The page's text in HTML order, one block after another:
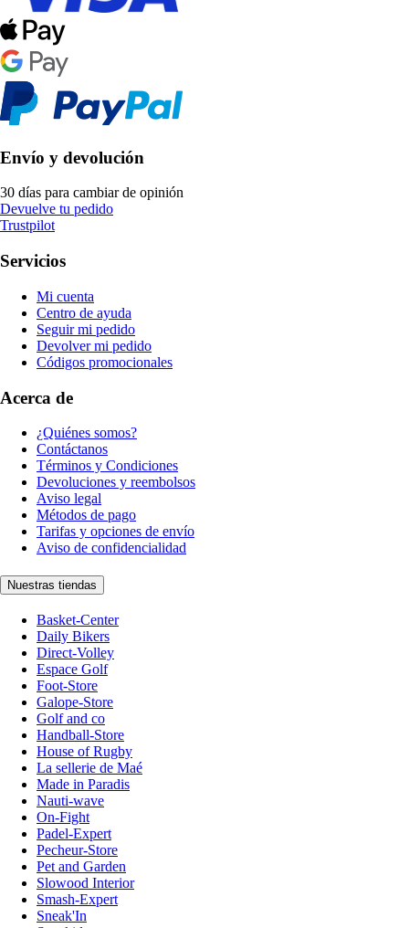
Envío y devolución
30 días para cambiar de opinión
Devuelve tu pedido
Trustpilot
Servicios
Mi cuenta
Centro de ayuda
Seguir mi pedido
Devolver mi pedido
Códigos promocionales
Acerca de
¿Quiénes somos?
Contáctanos
Términos y Condiciones
Devoluciones y reembolsos
Aviso legal
Métodos de pago
Tarifas y opciones de envío
Aviso de confidencialidad
Nuestras tiendas
Basket-Center
Daily Bikers
Direct-Volley
Espace Golf
Foot-Store
Galope-Store
Golf and co
Handball-Store
House of Rugby
La sellerie de Maé
Made in Paradis
Nauti-wave
On-Fight
Padel-Expert
Pecheur-Store
Pet and Garden
Slowood Interior
Smash-Expert
Sneak'In